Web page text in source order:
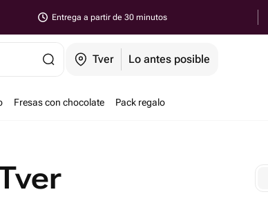
Entrega a partir de 30 minutos
Tver Lo antes posible
Fresas con chocolate Pack regalo